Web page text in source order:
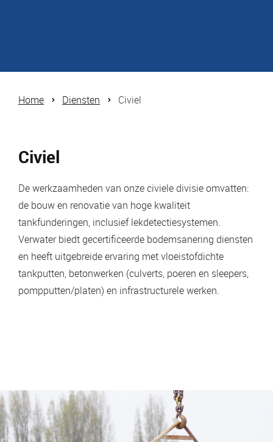
Home Diensten Civiel
Civiel
De werkzaamheden van onze civiele divisie omvatten:
de bouw en renovatie van hoge kwaliteit
tankfunderingen, inclusief lekdetectiesystemen.
Verwater biedt gecertificeerde bodemsanering diensten
en heeft uitgebreide ervaring met vloeistofdichte
tankputten, betonwerken (culverts, poeren en sleepers,
pompputten/platen) en infrastructurele werken.